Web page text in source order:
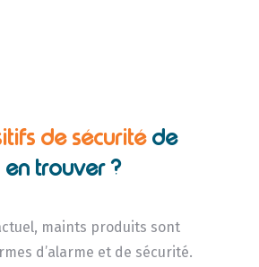
de sécurité de
trouver ?
maints produits sont
d’alarme et de sécurité.